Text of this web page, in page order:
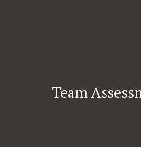
Team